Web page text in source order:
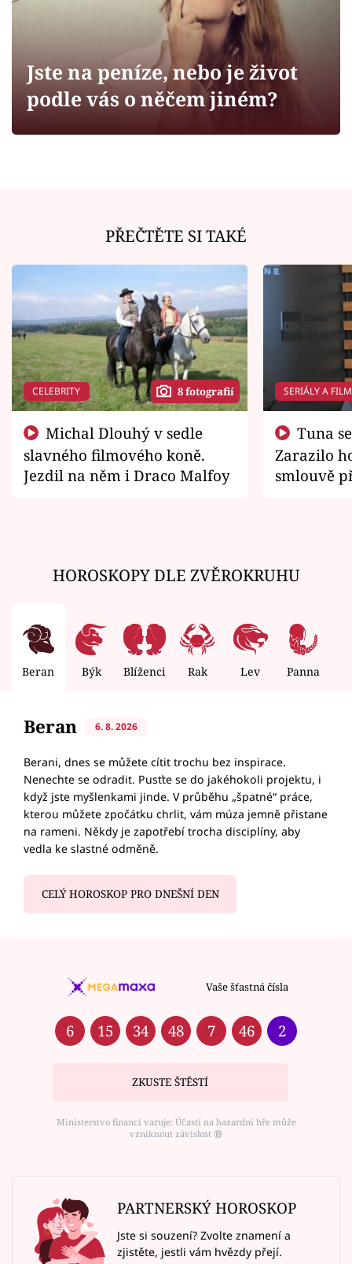
Filmový festival Karlovy Vary
Sledujte nás
Jste na peníze, nebo je život
podle vás o něčem jiném?
PŘEČTĚTE SI TAKÉ
CELEBRITY 8 fotografií
slavného filmového koně.
Jezdil na něm i Draco Malfoy
SERIÁLY A
Zarazilo
smlouvě
HOROSKOPY DLE ZVĚROKRUHU
Beran Býk Blíženci Rak Lev Panna
Beran 6. 8. 2026
Berani, dnes se můžete cítit trochu bez inspirace.
Nenechte se odradit. Pusťte se do jakéhokoli projektu, i
když jste myšlenkami jinde. V průběhu „špatné“ práce,
kterou můžete zpočátku chrlit, vám múza jemně přistane
na rameni. Někdy je zapotřebí trocha disciplíny, aby
vedla ke slastné odměně.
CELÝ HOROSKOP PRO DNEŠNÍ DEN
Vaše šťastná čísla
6 15 34 48 7 46 2
ZKUSTE ŠTĚSTÍ
Ministerstvo financí varuje: Účastí na hazardní hře může
vzniknout závislost ⑱
PARTNERSKÝ HOROSKOP
Jste si souzení? Zvolte znamení a
zjistěte, jestli vám hvězdy přejí.